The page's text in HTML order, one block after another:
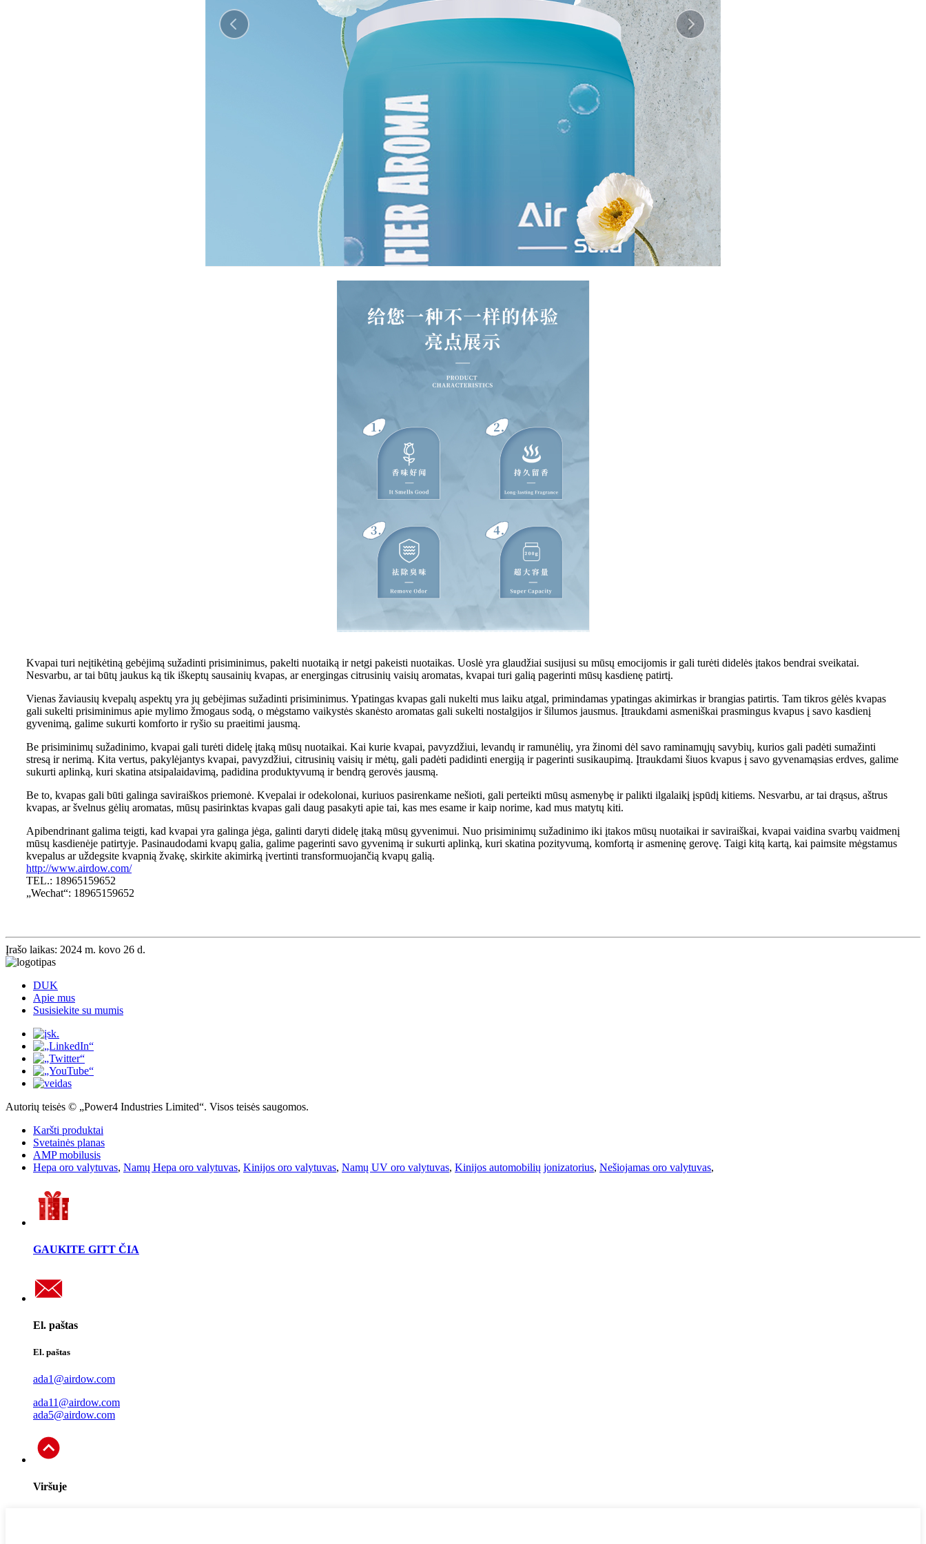
Kvapai turi neįtikėtiną gebėjimą sužadinti prisiminimus, pakelti nuotaiką ir netgi pakeisti nuotaikas. Uoslė yra glaudžiai susijusi su mūsų emocijomis ir gali turėti didelės įtakos bendrai sveikatai.
Nesvarbu, ar tai būtų jaukus ką tik iškeptų sausainių kvapas, ar energingas citrusinių vaisių aromatas, kvapai turi galią pagerinti mūsų kasdienę patirtį.
Vienas žaviausių kvepalų aspektų yra jų gebėjimas sužadinti prisiminimus. Ypatingas kvapas gali nukelti mus laiku atgal, primindamas ypatingas akimirkas ir brangias patirtis. Tam tikros gėlės kvapas
gali sukelti prisiminimus apie mylimo žmogaus sodą, o mėgstamo vaikystės skanėsto aromatas gali sukelti nostalgijos ir šilumos jausmus. Įtraukdami asmeniškai prasmingus kvapus į savo kasdienį
gyvenimą, galime sukurti komforto ir ryšio su praeitimi jausmą.
Be prisiminimų sužadinimo, kvapai gali turėti didelę įtaką mūsų nuotaikai. Kai kurie kvapai, pavyzdžiui, levandų ir ramunėlių, yra žinomi dėl savo raminamųjų savybių, kurios gali padėti sumažinti
stresą ir nerimą. Kita vertus, pakylėjantys kvapai, pavyzdžiui, citrusinių vaisių ir mėtų, gali padėti padidinti energiją ir pagerinti susikaupimą. Įtraukdami šiuos kvapus į savo gyvenamąsias erdves, galime
sukurti aplinką, kuri skatina atsipalaidavimą, padidina produktyvumą ir bendrą gerovės jausmą.
Be to, kvapas gali būti galinga saviraiškos priemonė. Kvepalai ir odekolonai, kuriuos pasirenkame nešioti, gali perteikti mūsų asmenybę ir palikti ilgalaikį įspūdį kitiems. Nesvarbu, ar tai drąsus, aštrus
kvapas, ar švelnus gėlių aromatas, mūsų pasirinktas kvapas gali daug pasakyti apie tai, kas mes esame ir kaip norime, kad mus matytų kiti.
Apibendrinant galima teigti, kad kvapai yra galinga jėga, galinti daryti didelę įtaką mūsų gyvenimui. Nuo prisiminimų sužadinimo iki įtakos mūsų nuotaikai ir saviraiškai, kvapai vaidina svarbų vaidmenį
mūsų kasdienėje patirtyje. Pasinaudodami kvapų galia, galime pagerinti savo gyvenimą ir sukurti aplinką, kuri skatina pozityvumą, komfortą ir asmeninę gerovę. Taigi kitą kartą, kai paimsite mėgstamus
kvepalus ar uždegsite kvapnią žvakę, skirkite akimirką įvertinti transformuojančią kvapų galią.
http://www.airdow.com/
TEL.: 18965159652
„Wechat“: 18965159652
Įrašo laikas: 2024 m. kovo 26 d.
DUK
Apie mus
Susisiekite su mumis
Autorių teisės © „Power4 Industries Limited“. Visos teisės saugomos.
Karšti produktai
Svetainės planas
AMP mobilusis
Hepa oro valytuvas, Namų Hepa oro valytuvas, Kinijos oro valytuvas, Namų UV oro valytuvas, Kinijos automobilių jonizatorius, Nešiojamas oro valytuvas,
GAUKITE GITT ČIA
El. paštas
El. paštas
ada1@airdow.com
ada11@airdow.com
ada5@airdow.com
Viršuje